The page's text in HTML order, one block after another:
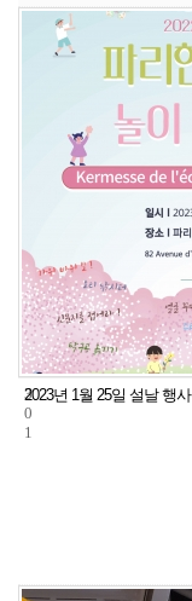
3
0
1
2023년 1월 25일 설날 행사